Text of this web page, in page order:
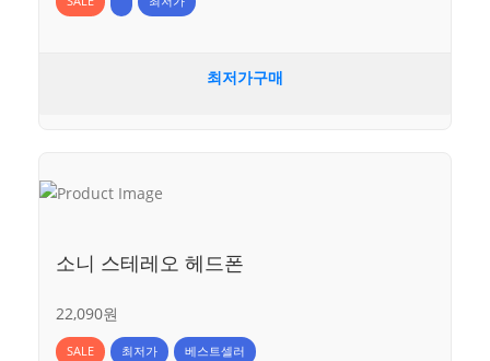
최저가구매
소니 스테레오 헤드폰
22,090원
SALE 최저가 베스트셀러